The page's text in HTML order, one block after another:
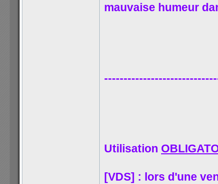
mauvaise humeur
Utilisation
[VDS] : lors d'une